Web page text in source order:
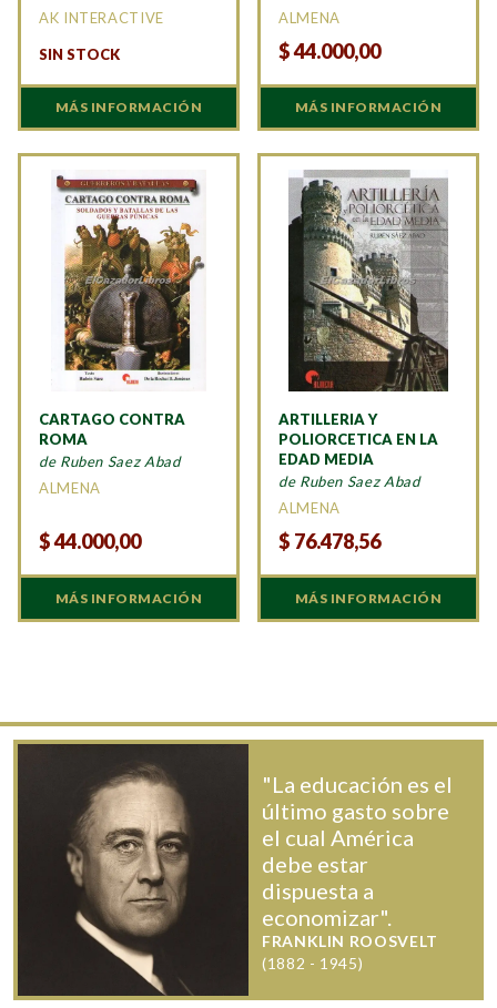
AK INTERACTIVE
SIN STOCK
MÁS INFORMACIÓN
ALMENA
$44.000,00
MÁS INFORMACIÓN
CARTAGO CONTRA
ROMA
de Ruben Saez Abad
ALMENA
$44.000,00
MÁS INFORMACIÓN
ARTILLERIA Y
POLIORCETICA EN LA
EDAD MEDIA
de Ruben Saez Abad
ALMENA
$ 76.478,56
MÁS INFORMACIÓN
"La educación es el
último gasto sobre
el cual América
debe estar
dispuesta a
economizar".
FRANKLIN ROOSVELT
(1882 - 1945)